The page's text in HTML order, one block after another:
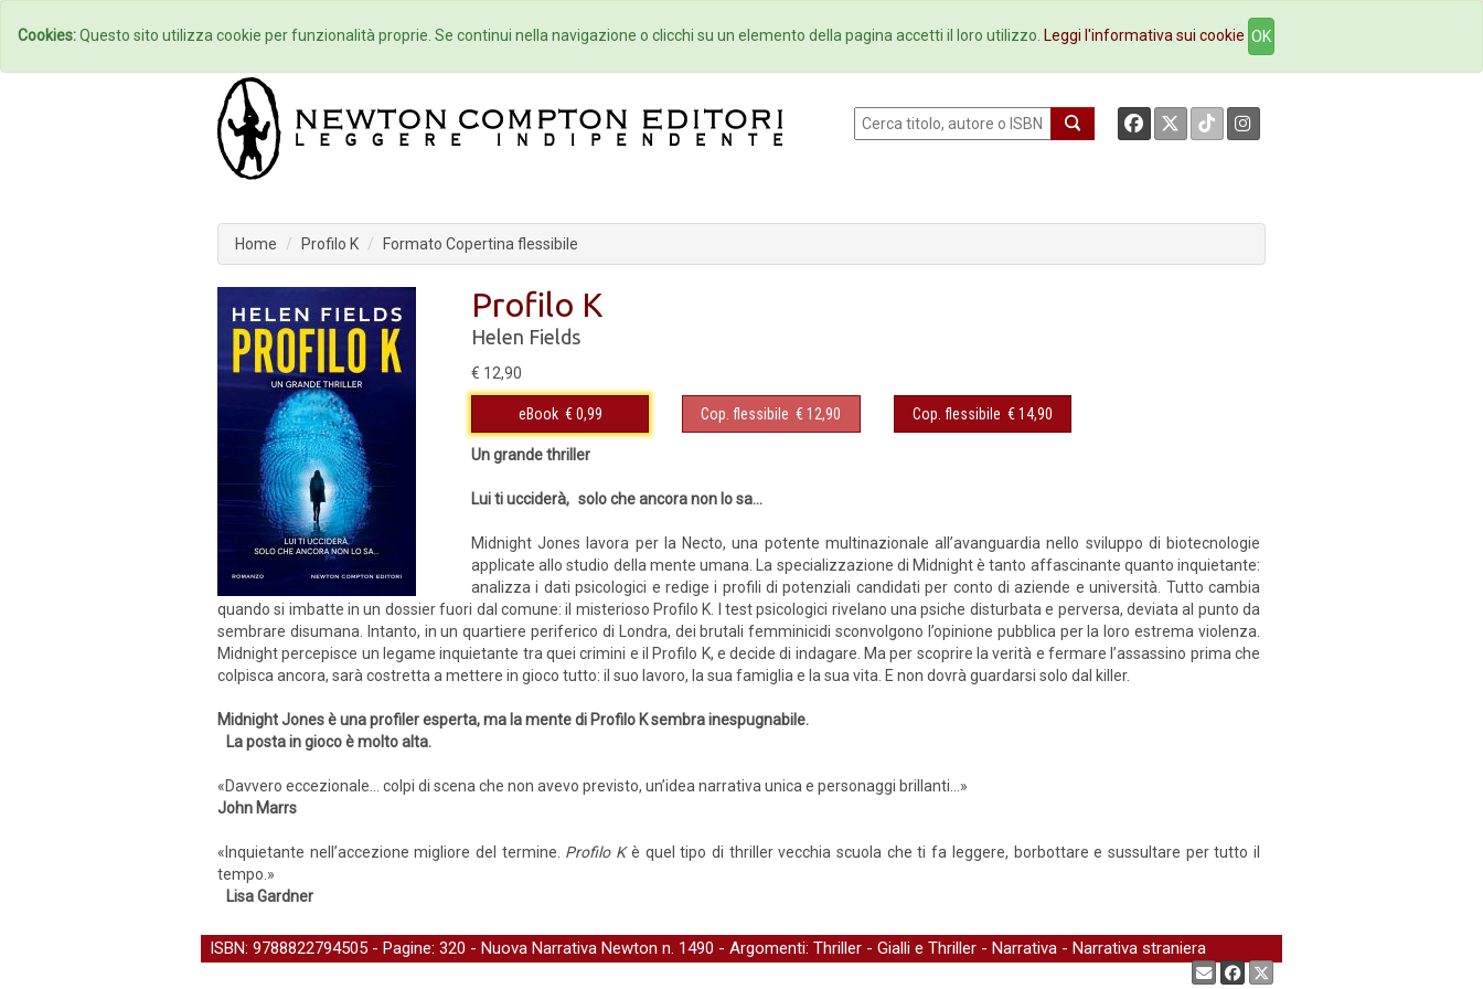
Home Autori Eventi Collane Newsletter Ebookstore Contatti
Home Profilo K Formato Copertina flessibile
Profilo K
Helen Fields
€ 12,90
eBook € 0,99 Cop. flessibile € 12,90 Cop. flessibile € 14,90
Un grande thriller
Lui ti ucciderà, solo che ancora non lo sa...
Midnight Jones lavora per la Necto, una potente multinazionale all’avanguardia nello sviluppo di biotecnologie
applicate allo studio della mente umana. La specializzazione di Midnight è tanto affascinante quanto inquietante:
analizza i dati psicologici e redige i profili di potenziali candidati per conto di aziende e università. Tutto cambia
quando si imbatte in un dossier fuori dal comune: il misterioso Profilo K. I test psicologici rivelano una psiche disturbata e perversa, deviata al punto da
sembrare disumana. Intanto, in un quartiere periferico di Londra, dei brutali femminicidi sconvolgono l’opinione pubblica per la loro estrema violenza.
Midnight percepisce un legame inquietante tra quei crimini e il Profilo K, e decide di indagare. Ma per scoprire la verità e fermare l’assassino prima che
colpisca ancora, sarà costretta a mettere in gioco tutto: il suo lavoro, la sua famiglia e la sua vita. E non dovrà guardarsi solo dal killer.
Midnight Jones è una profiler esperta, ma la mente di Profilo K sembra inespugnabile.
La posta in gioco è molto alta.
«Davvero eccezionale... colpi di scena che non avevo previsto, un’idea narrativa unica e personaggi brillanti...»
John Marrs
«Inquietante nell’accezione migliore del termine. Profilo Kè quel tipo di thriller vecchia scuola che ti fa leggere, borbottare e sussultare per tutto il
tempo.»
Lisa Gardner
ISBN: 9788822794505 - Pagine: 320 - Nuova Narrativa Newton n. 1490 - Argomenti: Thriller - Gialli e Thriller - Narrativa - Narrativa straniera
Cookies:Questo sito utilizza cookie per funzionalità proprie. Se continui nella navigazione o clicchi su un elemento della pagina accetti il loro utilizzo. Leggi l'informativa sui cookie OK